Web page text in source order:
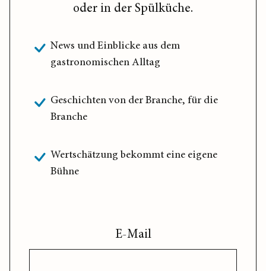
oder in der Spülküche.
News und Einblicke aus dem
gastronomischen Alltag
Geschichten von der Branche, für die
Branche
Wertschätzung bekommt eine eigene
Bühne
E-Mail